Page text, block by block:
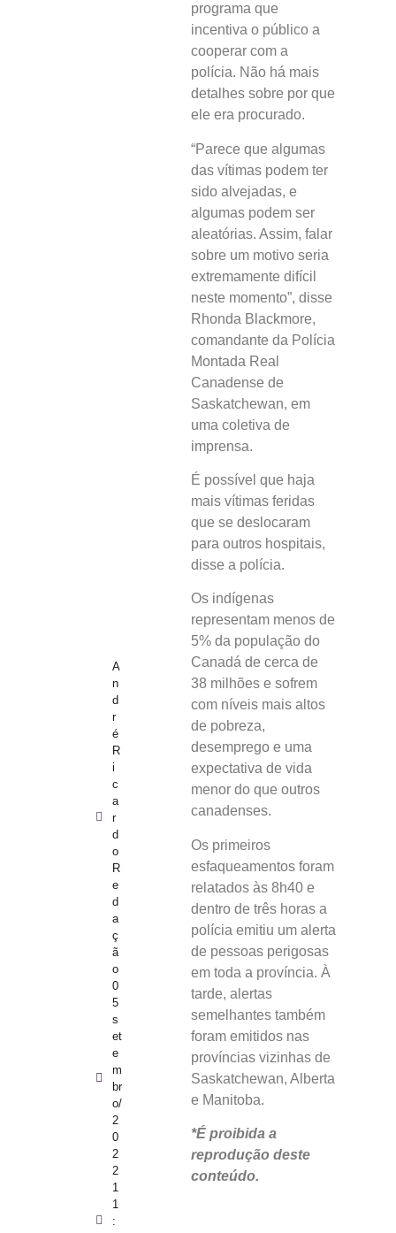
A
n
d
r
é
R
i
c
a
r
d
o
R
e
d
a
ç
ã
o
0
5
s
et
e
m
br
o/
2
0
2
2
1
1
:
programa que
incentiva o público a
cooperar com a
polícia. Não há mais
detalhes sobre por que
ele era procurado.
“Parece que algumas
das vítimas podem ter
sido alvejadas, e
algumas podem ser
aleatórias. Assim, falar
sobre um motivo seria
extremamente difícil
neste momento”, disse
Rhonda Blackmore,
comandante da Polícia
Montada Real
Canadense de
Saskatchewan, em
uma coletiva de
imprensa.
É possível que haja
mais vítimas feridas
que se deslocaram
para outros hospitais,
disse a polícia.
Os indígenas
representam menos de
5% da população do
Canadá de cerca de
38 milhões e sofrem
com níveis mais altos
de pobreza,
desemprego e uma
expectativa de vida
menor do que outros
canadenses.
Os primeiros
esfaqueamentos foram
relatados às 8h40 e
dentro de três horas a
polícia emitiu um alerta
de pessoas perigosas
em toda a província. À
tarde, alertas
semelhantes também
foram emitidos nas
províncias vizinhas de
Saskatchewan, Alberta
e Manitoba.
*É proibida a
reprodução deste
conteúdo.